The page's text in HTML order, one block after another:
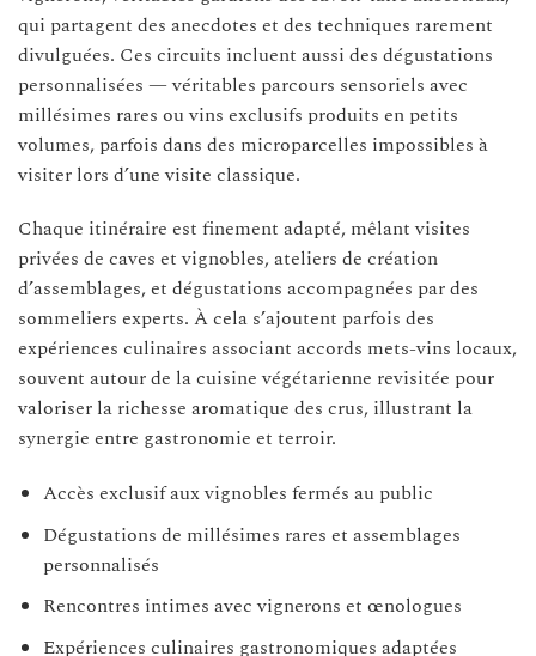
qui partagent des anecdotes et des techniques rarement
divulguées. Ces circuits incluent aussi des dégustations
personnalisées — véritables parcours sensoriels avec
millésimes rares ou vins exclusifs produits en petits
volumes, parfois dans des microparcelles impossibles à
visiter lors d’une visite classique.
Chaque itinéraire est finement adapté, mêlant visites
privées de caves et vignobles, ateliers de création
d’assemblages, et dégustations accompagnées par des
sommeliers experts. À cela s’ajoutent parfois des
expériences culinaires associant accords mets-vins locaux,
souvent autour de la cuisine végétarienne revisitée pour
valoriser la richesse aromatique des crus, illustrant la
synergie entre gastronomie et terroir.
Accès exclusif aux vignobles fermés au public
Dégustations de millésimes rares et assemblages
personnalisés
Rencontres intimes avec vignerons et œnologues
Expériences culinaires gastronomiques adaptées